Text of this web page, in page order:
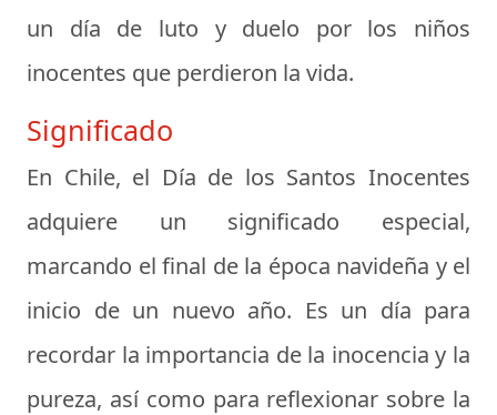
un día de luto y duelo por los niños
inocentes que perdieron la vida.
Significado
En Chile, el Día de los Santos Inocentes
adquiere un significado especial,
marcando el final de la época navideña y el
inicio de un nuevo año. Es un día para
recordar la importancia de la inocencia y la
pureza, así como para reflexionar sobre la